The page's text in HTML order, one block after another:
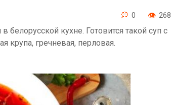
0 268
белорусской кухне. Готовится такой суп с
крупа, гречневая, перловая.